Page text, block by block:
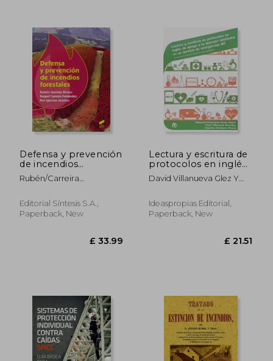
£ 17.48 £
Defensa y prevención
de incendios
forestales (Turismo y
varias ciclos,Agraria)
Rubén/Carreira
Montes, Roi Garrido Rivero
Editorial Síntesis S.A.,
Paperback, New
Lectura y escritura de
protocolos en inglés
de apoyo a la
atención telefónica
emergencias 112:
Comprensión y
(Seguridad y medio
David Villanueva Glez Y
Alejandra I. Souto Moure
Ideaspropias Editorial,
Paperback, New